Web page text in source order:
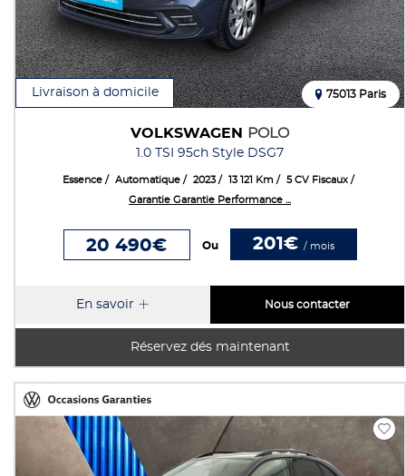
Livraison à domicile
VOLKSWAGEN POLO
1.0 TSI 95ch Style DSG7
75013 Paris
Essence Automatique 2023 13 121 Km
5 CV Fiscaux
Garantie Garantie Performance ...
20 490€ Ou 201€ / mois
Réservez dés maintenant
En savoir Nous contacter